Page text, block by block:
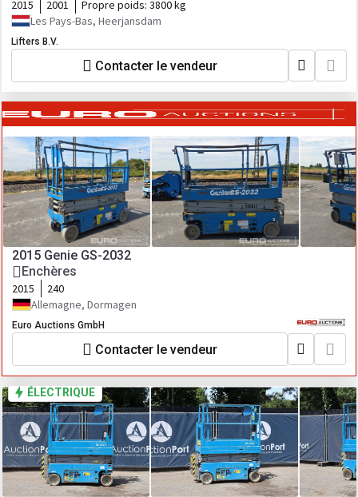
2015 2001 Propre poids: 3800 kg
Les Pays-Bas, Heerjansdam
Lifters B.V.
Contacter le vendeur
2015 Genie GS-2032
Enchères
2015
240
Allemagne, Dormagen
Euro Auctions GmbH
Contacter le vendeur
ÉLECTRIQUE